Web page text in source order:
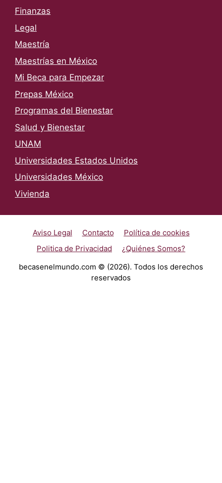
Finanzas
Legal
Maestría
Maestrías en México
Mi Beca para Empezar
Prepas México
Programas del Bienestar
Salud y Bienestar
UNAM
Universidades Estados Unidos
Universidades México
Vivienda
Aviso Legal Contacto
Política de cookies
Politica de Privacidad
¿Quiénes Somos?
becasenelmundo.com © (2026). Todos los derechos
reservados